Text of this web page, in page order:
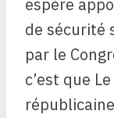
espère
de sécurité
par le
c’est que